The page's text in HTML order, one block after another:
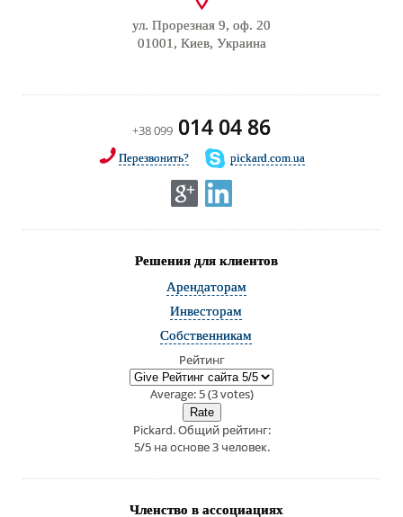
ул. Прорезная 9, оф. 20
01001, Киев, Украина
+38 099 014 04 86
Перезвонить? pickard.com.ua
Решения для клиентов
Арендаторам
Инвесторам
Собственникам
Рейтинг
Average:5(3votes)
Pickard. Общий рейтинг:
5/5на основе3человек.
Членство в ассоциациях